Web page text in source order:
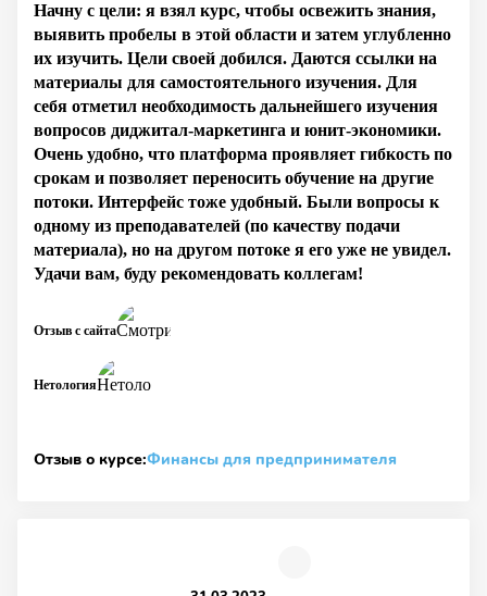
Начну с цели: я взял курс, чтобы освежить знания,
выявить пробелы в этой области и затем углубленно
их изучить. Цели своей добился. Даются ссылки на
материалы для самостоятельного изучения. Для
себя отметил необходимость дальнейшего изучения
вопросов диджитал-маркетинга и юнит-экономики.
Очень удобно, что платформа проявляет гибкость по
срокам и позволяет переносить обучение на другие
потоки. Интерфейс тоже удобный. Были вопросы к
одному из преподавателей (по качеству подачи
материала), но на другом потоке я его уже не увидел.
Удачи вам, буду рекомендовать коллегам!
Нетология
Отзыв с сайта
Отзыв о курсе:Финансы для предпринимателя